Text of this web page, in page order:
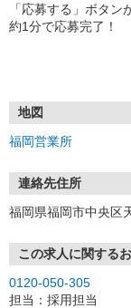
「応募する」ボタン
約1分で応募完了！
①応募から3営業日を
★スマホでWEB面接
す
③面接実施（履歴書
※ご希望があれば、
お気軽にご応募くだ
地図
福岡営業所
連絡先住所
福岡県福岡市中央
この求人に関する
0120-050-305
担当：採用担当